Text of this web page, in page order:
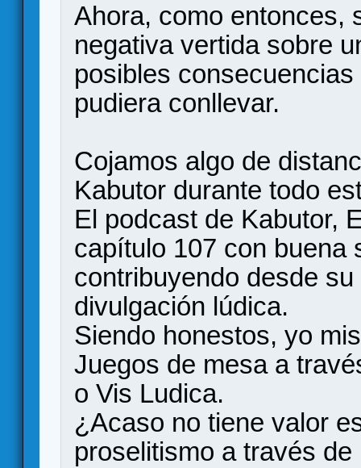
Ahora, como entonces,
negativa vertida sobre
posibles
pudiera conllevar.
Cojamos algo de
Kabutor durante todo
El podcast de Kabutor,
capítulo 107 con buena
contribuyendo desde
divulgación lúdica.
Siendo honestos, yo
Juegos de mesa a
o Vis Ludica.
¿Acaso no tiene valor
proselitismo a través